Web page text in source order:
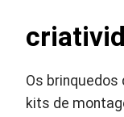
Os
kits de